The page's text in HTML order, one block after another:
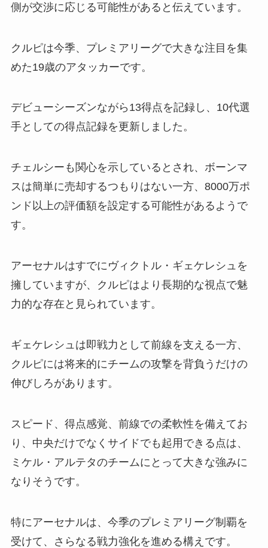
側が交渉に応じる可能性があると伝えています。
クルピは今季、プレミアリーグで大きな注目を集
めた19歳のアタッカーです。
デビューシーズンながら13得点を記録し、10代選
手としての得点記録を更新しました。
チェルシーも関心を示しているとされ、ボーンマ
スは簡単に売却するつもりはない一方、8000万ポ
ンド以上の評価額を設定する可能性があるようで
す。
アーセナルはすでにヴィクトル・ギェケレシュを
擁していますが、クルピはより長期的な視点で魅
力的な存在と見られています。
ギェケレシュは即戦力として前線を支える一方、
クルピには将来的にチームの攻撃を背負うだけの
伸びしろがあります。
スピード、得点感覚、前線での柔軟性を備えてお
り、中央だけでなくサイドでも起用できる点は、
ミケル・アルテタのチームにとって大きな強みに
なりそうです。
特にアーセナルは、今季のプレミアリーグ制覇を
受けて、さらなる戦力強化を進める構えです。